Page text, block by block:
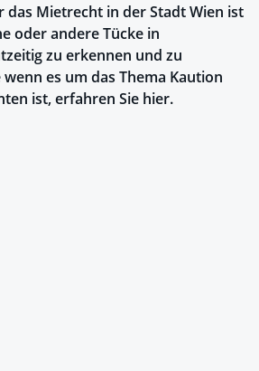
Mietrecht in der Stadt Wien ist
oder andere Tücke in
zu erkennen und zu
es um das Thema Kaution
ist, erfahren Sie hier.